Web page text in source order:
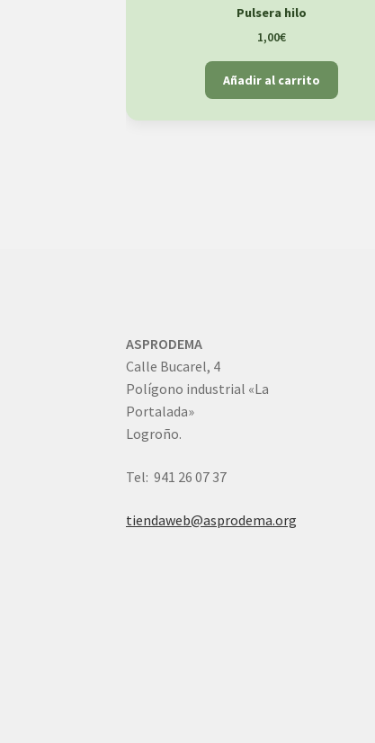
Pulsera hilo
1,00€
Añadir al carrito
ASPRODEMA
Calle Bucarel, 4
Polígono industrial «La
Portalada»
Logroño.
Tel: 941 26 07 37
tiendaweb@asprodema.org